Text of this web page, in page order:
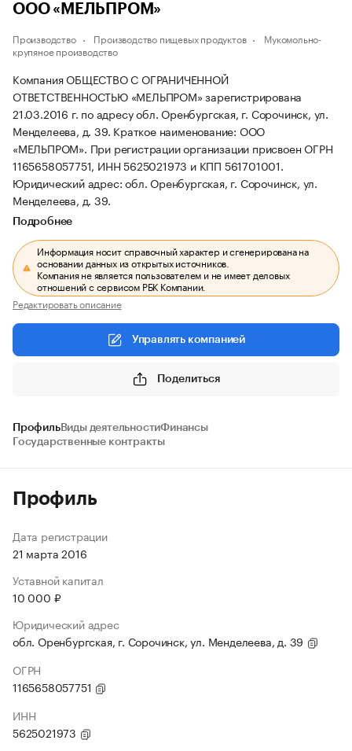
ООО «МЕЛЬПРОМ»
Производство Производство пищевых продуктов
Мукомольно-
крупяное производство
Компания ОБЩЕСТВО С ОГРАНИЧЕННОЙ
ОТВЕТСТВЕННОСТЬЮ «МЕЛЬПРОМ» зарегистрирована
21.03.2016 г. по адресу обл. Оренбургская, г. Сорочинск, ул.
Менделеева, д. 39. Краткое наименование: ООО
«МЕЛЬПРОМ». При регистрации организации присвоен ОГРН
1165658057751, ИНН 5625021973 и КПП 561701001.
Юридический адрес: обл. Оренбургская, г. Сорочинск, ул.
Менделеева, д. 39.
Подробнее
Информация носит справочный характер и сгенерирована на
основании данных из открытых источников.
Компания не является пользователем и не имеет деловых
отношений с сервисом РБК Компании.
Редактировать описание
Управлять компанией
Поделиться
ПрофильВиды деятельностиФинансы
Государственные контракты
Профиль
Дата регистрации
21 марта 2016
Уставной капитал
10 000 ₽
Юридический адрес
обл. Оренбургская, г. Сорочинск, ул. Менделеева, д. 39
ОГРН
1165658057751
ИНН
5625021973